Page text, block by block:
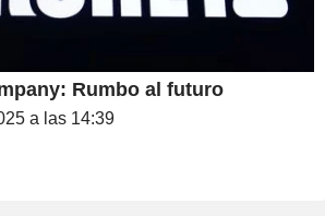
Rumbo al futuro
a las 14:39